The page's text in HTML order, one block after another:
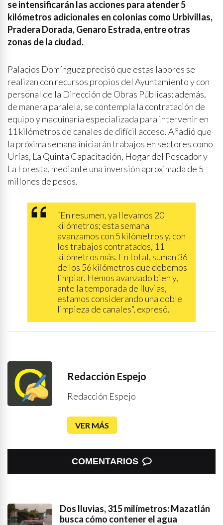
se intensificarán las acciones para atender 5
kilómetros adicionales en colonias como Urbivillas,
Pradera Dorada, Genaro Estrada, entre otras
zonas de la ciudad.
Palacios Domínguez precisó que estas labores se
realizan con recursos propios del Ayuntamiento y con
personal de la Dirección de Obras Públicas; además,
de manera paralela, se contempla la contratación de
equipo y maquinaria especializada para intervenir en
11 kilómetros de canales de difícil acceso. Añadió que
la próxima semana iniciarán trabajos en sectores como
Urías, La Quinta Capacitación, Hogar del Pescador y
La Foresta, mediante una inversión aproximada de 5
millones de pesos.
“En resumen, ya llevamos 20
kilómetros; esta semana
avanzamos con 5 kilómetros y, con
los trabajos contratados, 11
kilómetros más. En total, suman 36
de los 56 kilómetros que debemos
limpiar. Hemos avanzado bien y,
ante la temporada de lluvias,
estamos considerando una doble
limpieza de canales”, expresó.
Redacción Espejo
Redacción Espejo
VER MÁS
COMENTARIOS
Dos lluvias, 315 milímetros: Mazatlán
busca cómo contener el agua